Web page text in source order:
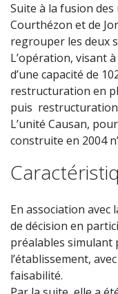
Suite à la fusion
Courthézon et de
regrouper les deux
L’opération, visant
d’une capacité de
restructuration en
puis restructuration
L’unité Causan,
construite en 2004
En association avec
de décision en
préalables simulant
l’établissement,
faisabilité.